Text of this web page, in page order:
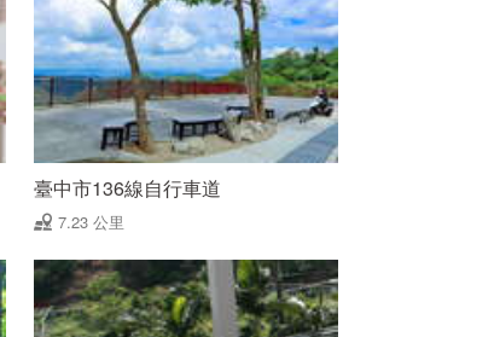
臺中市136線自行車道
7.23 公里